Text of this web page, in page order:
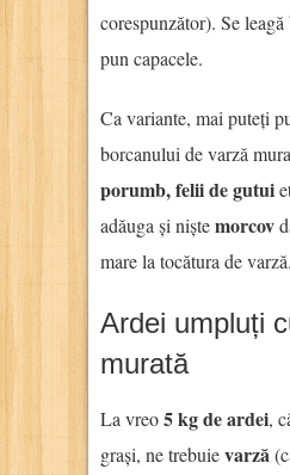
corespunzător). Se leagă
pun capacele.
Ca variante, mai puteți
borcanului de varză
porumb, felii de gutui
adăuga și niștemorcov
mare la tocătura de varză.
Ardei umpluți
murată
La vreo5 kg de ardei,
grași, ne trebuievarză